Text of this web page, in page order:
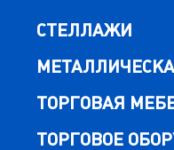
СТЕЛЛАЖИ
ТОРГОВАЯ
ТОРГОВОЕ